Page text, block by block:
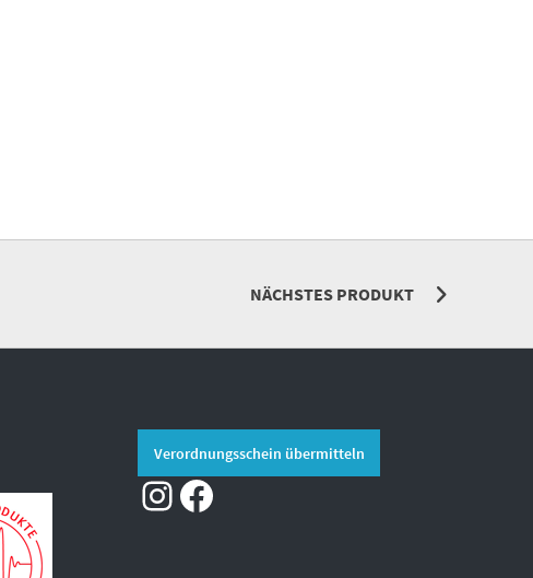
NÄCHSTES PRODUKT
Verordnungsschein übermitteln
Instagram Facebook